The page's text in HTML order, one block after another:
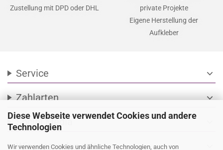
Diese Webseite verwendet Cookies und andere
Technologien
Wir verwenden Cookies und ähnliche Technologien, auch von
Zustellung mit DPD oder DHL
private Projekte
Eigene Herstellung der
Aufkleber
Service expand_more
Zahlarten expand_more
Social Media
Wir versenden mit